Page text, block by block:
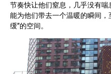
节奏快让他们窒息，几乎没有
能为他们带去一个温暖的瞬间
缓”的空间。